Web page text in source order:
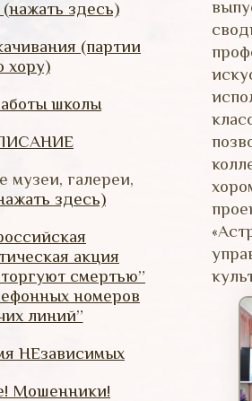
здесь)
(партии
хору)
школы
музеи, галереи,
здесь)
акция
смертью”
номеров
линий”
НЕзависимых
Мошенники!